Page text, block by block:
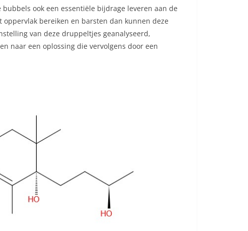
ook een essentiële bijdrage leveren aan de
bereiken en barsten dan kunnen deze
van deze druppeltjes geanalyseerd,
naar een oplossing die vervolgens door een